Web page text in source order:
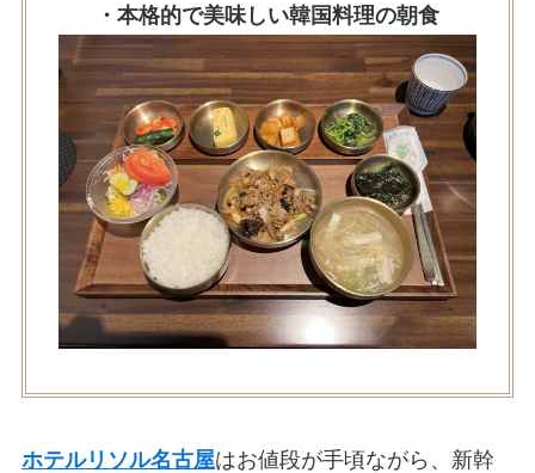
・本格的で美味しい韓国料理の朝食
ホテルリソル名古屋はお値段が手頃ながら、新幹